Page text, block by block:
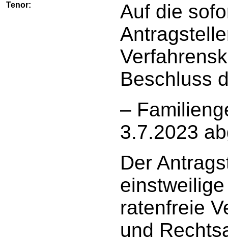
Tenor:
Auf die
Beschluss
–
3.7.2023
Der
ratenfreie
und